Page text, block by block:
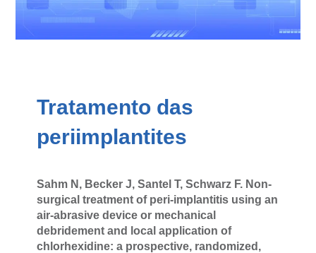
Tratamento das
periimplantites
Sahm N, Becker J, Santel T, Schwarz F. Non-
surgical treatment of peri-implantitis using an
air-abrasive device or mechanical
debridement and local application of
chlorhexidine: a prospective, randomized,